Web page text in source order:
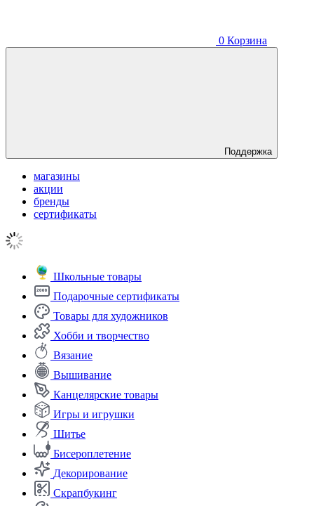
0 Корзина
Поддержка
магазины
акции
бренды
сертификаты
Школьные товары
Подарочные сертификаты
Товары для художников
Хобби и творчество
Вязание
Вышивание
Канцелярские товары
Игры и игрушки
Шитье
Бисероплетение
Декорирование
Скрапбукинг